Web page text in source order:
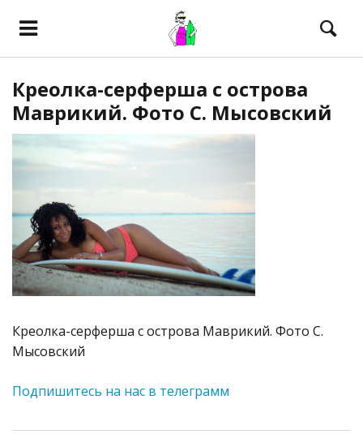
Креолка-серферша с острова
Маврикий. Фото С. Мысовский
Креолка-серферша с острова Маврикий. Фото С.
Мысовский
Подпишитесь на нас в телеграмм